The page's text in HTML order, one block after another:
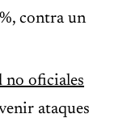
contra un
no oficiales
ataques